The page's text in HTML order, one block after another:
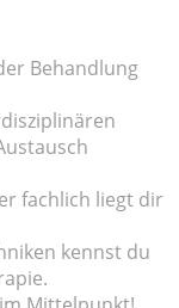
Behandlung
fachlich liegt dir
kennst du